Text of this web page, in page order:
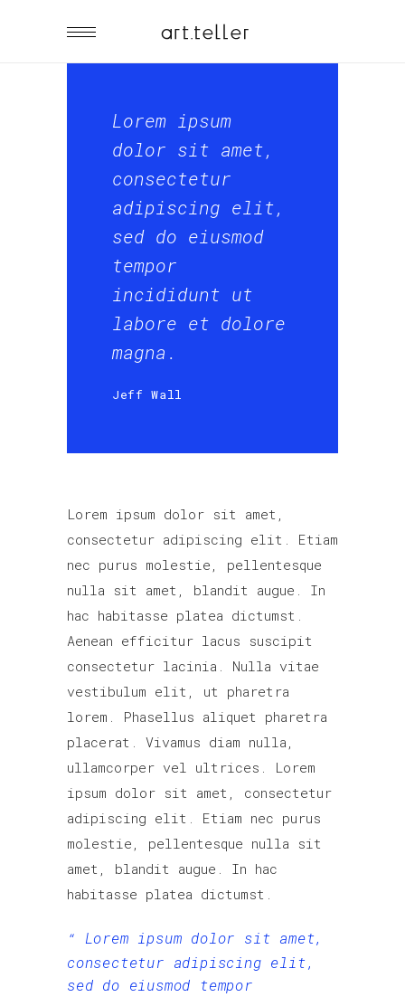
Lorem ipsum
dolor sit amet,
consectetur
adipiscing elit,
sed do eiusmod
tempor
incididunt ut
labore et dolore
magna.
Jeff Wall
Lorem ipsum dolor sit amet,
consectetur adipiscing elit. Etiam
nec purus molestie, pellentesque
nulla sit amet, blandit augue. In
hac habitasse platea dictumst.
Aenean efficitur lacus suscipit
consectetur lacinia. Nulla vitae
vestibulum elit, ut pharetra
lorem. Phasellus aliquet pharetra
placerat. Vivamus diam nulla,
ullamcorper vel ultrices. Lorem
ipsum dolor sit amet, consectetur
adipiscing elit. Etiam nec purus
molestie, pellentesque nulla sit
amet, blandit augue. In hac
habitasse platea dictumst.
Lorem ipsum dolor sit amet,
consectetur adipiscing elit,
sed do eiusmod tempor